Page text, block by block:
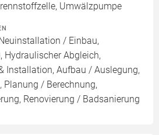
Umwälzpumpe
/ Einbau,
Hydraulischer Abgleich,
Installation, Aufbau / Auslegung,
Planung / Berechnung,
Renovierung / Badsanierung